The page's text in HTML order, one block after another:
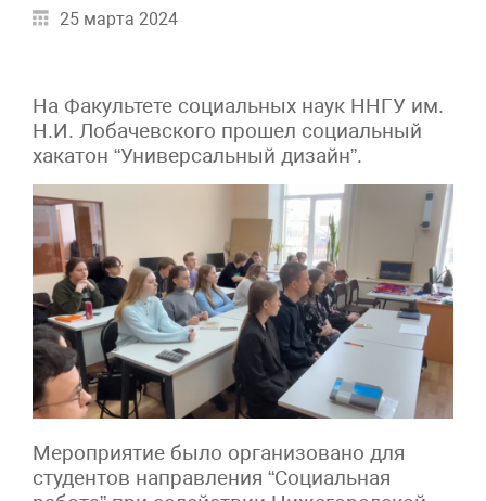
25 марта 2024
На Факультете социальных наук ННГУ им.
Н.И. Лобачевского прошел социальный
хакатон “Универсальный дизайн”.
Мероприятие было организовано для
студентов направления “Социальная